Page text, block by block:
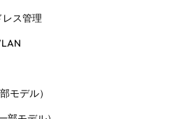
ス管理
モデル）